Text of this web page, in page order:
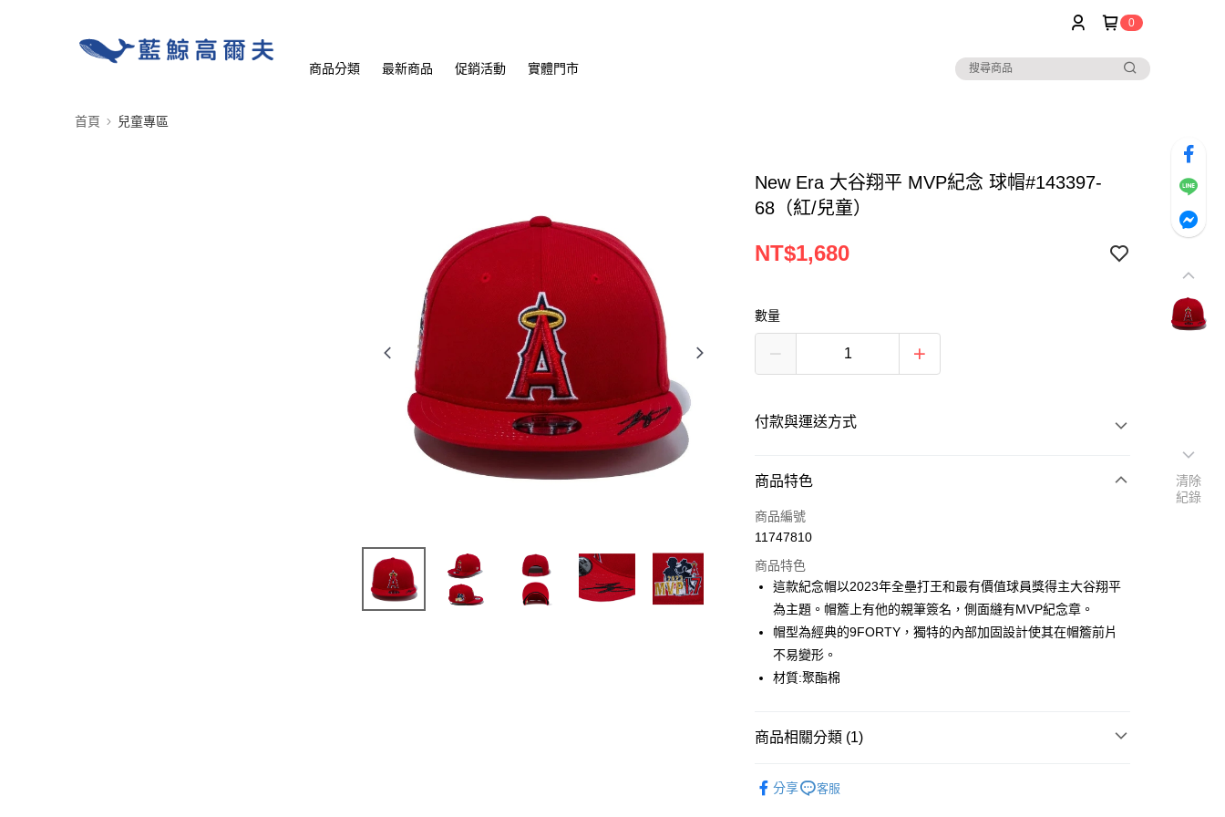
0
商品分類 最新商品 促銷活動 實體門市
首頁 兒童專區
New Era 大谷翔平 MVP紀念 球帽#143397-
68（紅/兒童）
NT$1,680
數量
付款與運送方式
付款方式
信用卡一次付款
LINE Pay
Apple Pay
悠遊付
全家取貨付款
7-11取貨付款
商品特色
商品編號
11747810
商品特色
這款紀念帽以2023年全壘打王和最有價值球員獎得主大谷翔平
為主題。帽簷上有他的親筆簽名，側面縫有MVP紀念章。
帽型為經典的9FORTY，獨特的內部加固設計使其在帽簷前片
不易變形。
材質:聚酯棉
商品相關分類 (1)
分享
客服
清除
紀錄